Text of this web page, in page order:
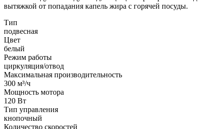
вытяжкой от попадания капель жира с горячей посуды.
Тип
подвесная
Цвет
белый
Режим работы
циркуляция/отвод
Максимальная производительность
300 м³/ч
Мощность мотора
120 Вт
Тип управления
кнопочный
Количество скоростей